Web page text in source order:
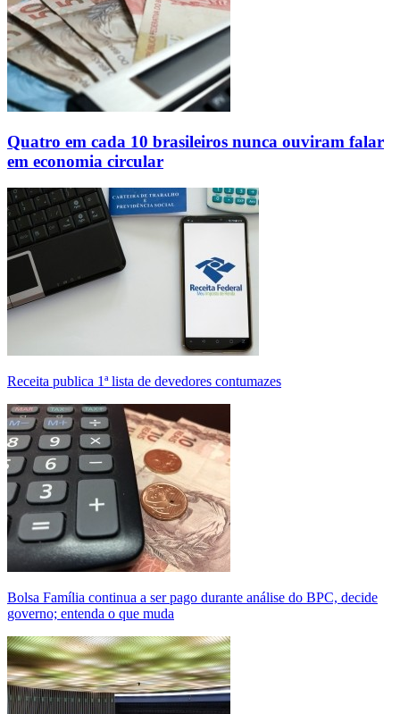
Quatro em cada 10 brasileiros nunca ouviram falar
em economia circular
Receita publica 1ª lista de devedores contumazes
Bolsa Família continua a ser pago durante análise do BPC, decide
governo; entenda o que muda